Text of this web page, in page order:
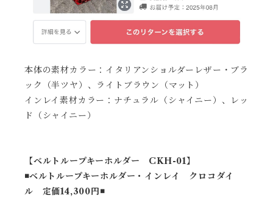
本体の素材カラー：イタリアンショルダーレザー・ブラ
ック（半ツヤ）、ライトブラウン（マット）
インレイ素材カラー：ナチュラル（シャイニー）、レッ
ド（シャイニー）
【ベルトループキーホルダー CKH-01】
◾️ベルトループキーホルダー・インレイ クロコダイ
ル 定価14,300円◾️